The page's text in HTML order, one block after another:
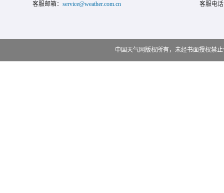
客服邮箱： service@weather.com.cn 客服电
中国天气网版权所有，未经书面授权